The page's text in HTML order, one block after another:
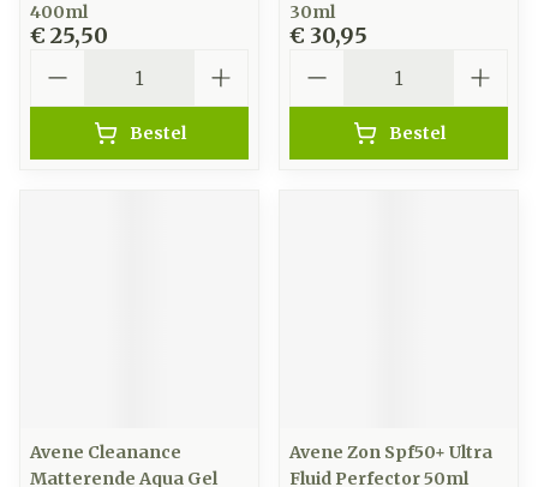
400ml
€ 25,50
Bestel
30ml
€ 30,95
Bestel
Avene Cleanance
Matterende Aqua Gel
Avene Zon Spf50+ Ultra
Fluid Perfector 50ml